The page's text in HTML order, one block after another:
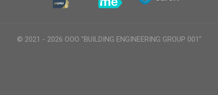
© 2021 - 2026 ООО "BUILDING ENGINEERING GROUP 001"